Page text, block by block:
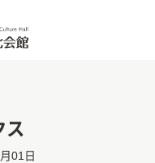
ス
01日